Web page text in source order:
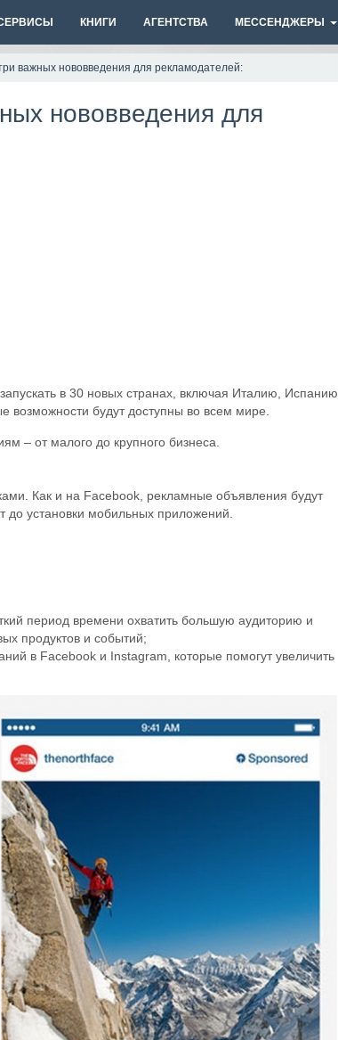
КНИГИ АГЕНТСТВА МЕССЕНДЖЕРЫ
важных нововведения для рекламодателей:
нововведения для
в 30 новых странах, включая Италию, Испанию,
будут доступны во всем мире.
– от малого до крупного бизнеса.
Как и на Facebook, рекламные объявления будут
до установки мобильных приложений.
период времени охватить большую аудиторию и
продуктов и событий;
в Facebook и Instagram, которые помогут увеличить